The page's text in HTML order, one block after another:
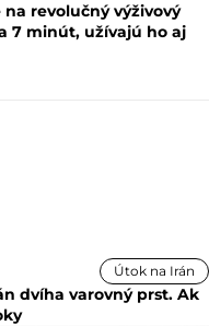
revolučný výživový
7 minút, užívajú ho aj
Útok na Irán
dvíha varovný prst. Ak